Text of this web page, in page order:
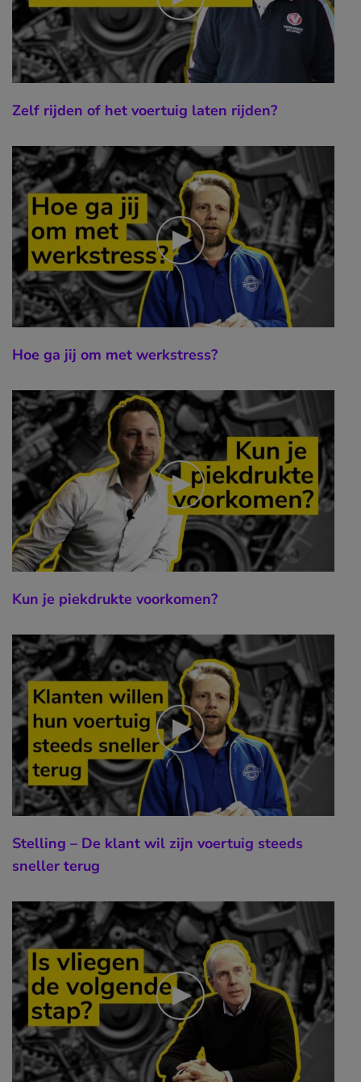
Zelf rijden of het voertuig laten rijden?
Hoe ga jij om met werkstress?
Kun je piekdrukte voorkomen?
Stelling – De klant wil zijn voertuig steeds
sneller terug